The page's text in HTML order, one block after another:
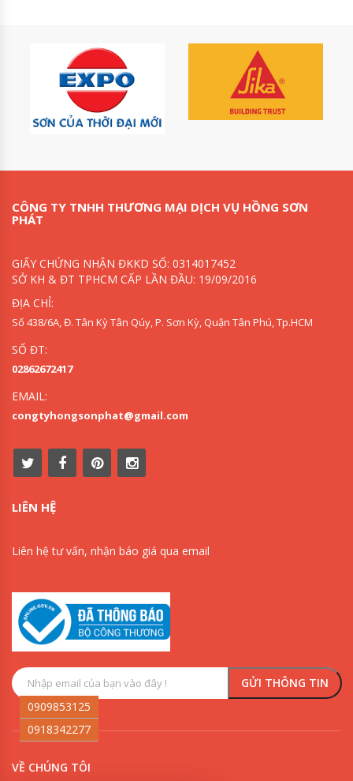
CÔNG TY TNHH THƯƠNG MẠI DỊCH VỤ HỒNG SƠN
PHÁT
GIẤY CHỨNG NHẬN ĐKKD SỐ: 0314017452
SỞ KH & ĐT TPHCM CẤP LẦN ĐẦU: 19/09/2016
ĐỊA CHỈ:
Số 438/6A, Đ. Tân Kỳ Tân Qúy, P. Sơn Kỳ, Quận Tân Phú, Tp.HCM
SỐ ĐT:
02862672417
EMAIL:
congtyhongsonphat@gmail.com
LIÊN HỆ
Liên hệ tư vấn, nhận báo giá qua email
VỀ CHÚNG TÔI
0909853125
0918342277